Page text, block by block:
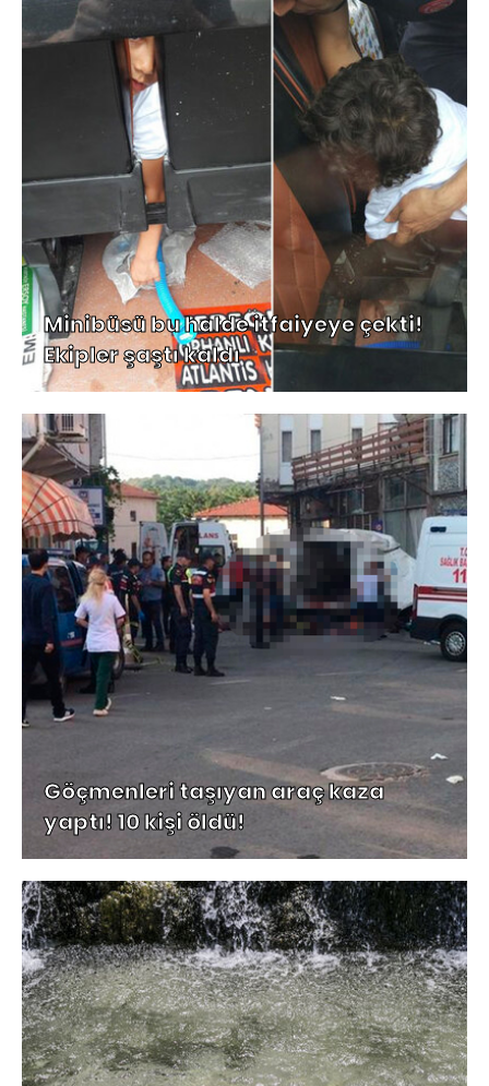
Minibüsü bu halde itfaiyeye çekti!
Ekipler şaştı kaldı
Göçmenleri taşıyan araç kaza
yaptı! 10 kişi öldü!